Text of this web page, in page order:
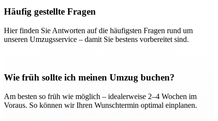
Häufig gestellte Fragen
Hier finden Sie Antworten auf die häufigsten Fragen rund um
unseren Umzugsservice – damit Sie bestens vorbereitet sind.
Wie früh sollte ich meinen Umzug buchen?
Am besten so früh wie möglich – idealerweise 2–4 Wochen im
Voraus. So können wir Ihren Wunschtermin optimal einplanen.